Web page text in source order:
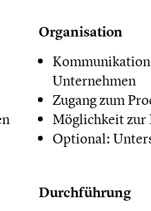
Organisation
Unternehmen
Zugang zum
Möglichkeit zur
Optional:
Durchführung